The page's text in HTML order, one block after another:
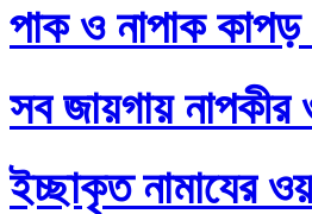
পাক ও নাপাক
সব জায়গায়
ইচ্ছাকৃত নামাযের